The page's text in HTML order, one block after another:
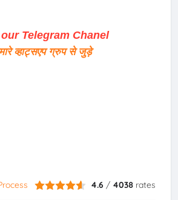
Telegram Chanel
व्हाट्सएप ग्रुप से जुड़े
4.6 / 4038 rates